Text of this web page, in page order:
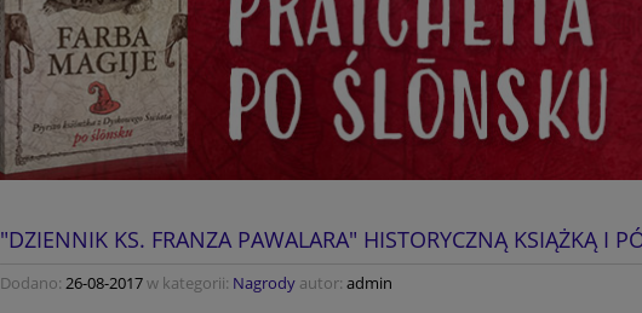
"DZIENNIK KS. FRANZA PAWALARA" HISTORYCZNĄ KSIĄŻKĄ I
Dodano: 26-08-2017w kategorii: Nagrody autor: admin